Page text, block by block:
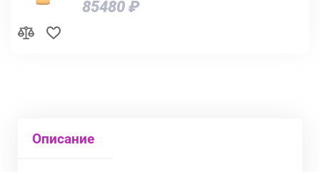
85480 ₽
Описание